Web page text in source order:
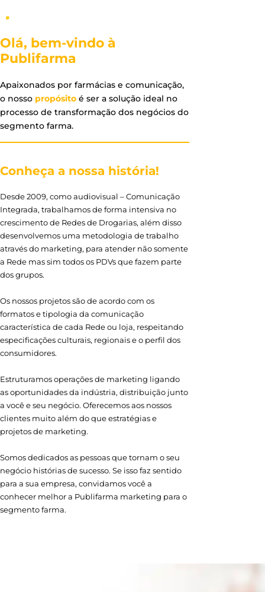
Olá, bem-vindo à
Publifarma
Apaixonados por farmácias e comunicação,
o nosso propósito é ser a solução ideal no
processo de transformação dos negócios do
segmento farma.
Conheça a nossa história!
Desde 2009, como audiovisual – Comunicação
Integrada, trabalhamos de forma intensiva no
crescimento de Redes de Drogarias, além disso
desenvolvemos uma metodologia de trabalho
através do marketing, para atender não somente
a Rede mas sim todos os PDVs que fazem parte
dos grupos.
Os nossos projetos são de acordo com os
formatos e tipologia da comunicação
característica de cada Rede ou loja, respeitando
especificações culturais, regionais e o perfil dos
consumidores.
Estruturamos operações de marketing ligando
as oportunidades da indústria, distribuição junto
a você e seu negócio. Oferecemos aos nossos
clientes muito além do que estratégias e
projetos de marketing.
Somos dedicados as pessoas que tornam o seu
negócio histórias de sucesso. Se isso faz sentido
para a sua empresa, convidamos você a
conhecer melhor a Publifarma marketing para o
segmento farma.